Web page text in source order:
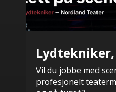
Vil du jobbe med
profesjonelt